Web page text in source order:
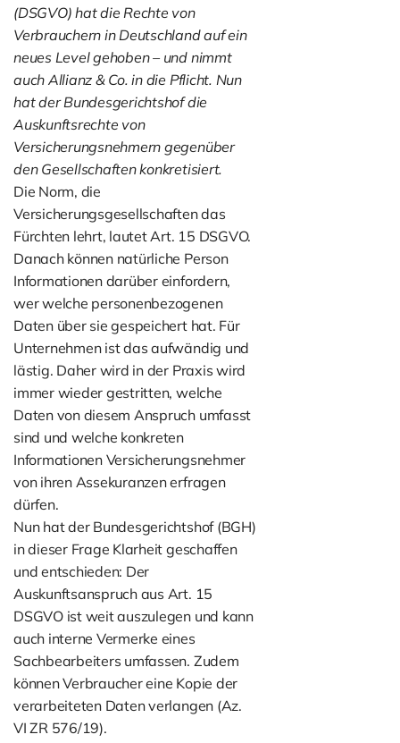
(DSGVO) hat die Rechte von
Verbrauchern in Deutschland auf ein
neues Level gehoben – und nimmt
auch Allianz & Co. in die Pflicht. Nun
hat der Bundesgerichtshof die
Auskunftsrechte von
Versicherungsnehmern gegenüber
den Gesellschaften konkretisiert.
Die Norm, die
Versicherungsgesellschaften das
Fürchten lehrt, lautet Art. 15 DSGVO.
Danach können natürliche Person
Informationen darüber einfordern,
wer welche personenbezogenen
Daten über sie gespeichert hat. Für
Unternehmen ist das aufwändig und
lästig. Daher wird in der Praxis wird
immer wieder gestritten, welche
Daten von diesem Anspruch umfasst
sind und welche konkreten
Informationen Versicherungsnehmer
von ihren Assekuranzen erfragen
dürfen.
Nun hat der Bundesgerichtshof (BGH)
in dieser Frage Klarheit geschaffen
und entschieden: Der
Auskunftsanspruch aus Art. 15
DSGVO ist weit auszulegen und kann
auch interne Vermerke eines
Sachbearbeiters umfassen. Zudem
können Verbraucher eine Kopie der
verarbeiteten Daten verlangen (Az.
VI ZR 576/19).